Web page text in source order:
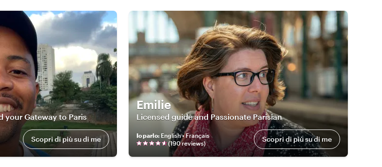
your Gateway to Paris
Scopri di più su di me
Emilie
Licensed guide and Passionate Parisian
Io parlo: English • Français
(190reviews) Scopri di più su di me